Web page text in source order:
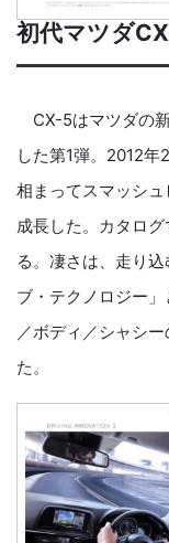
初代マツダ
CX-5はマツダの
した第1弾。2012
相まってスマッシ
成長した。カタロ
る。凄さは、走り
ブ・テクノロジー
／ボディ／シャシ
た。